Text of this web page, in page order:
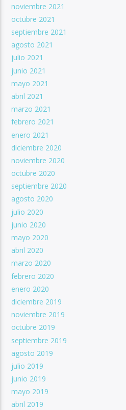
noviembre 2021
octubre 2021
septiembre 2021
agosto 2021
julio 2021
junio 2021
mayo 2021
abril 2021
marzo 2021
febrero 2021
enero 2021
diciembre 2020
noviembre 2020
octubre 2020
septiembre 2020
agosto 2020
julio 2020
junio 2020
mayo 2020
abril 2020
marzo 2020
febrero 2020
enero 2020
diciembre 2019
noviembre 2019
octubre 2019
septiembre 2019
agosto 2019
julio 2019
junio 2019
mayo 2019
abril 2019